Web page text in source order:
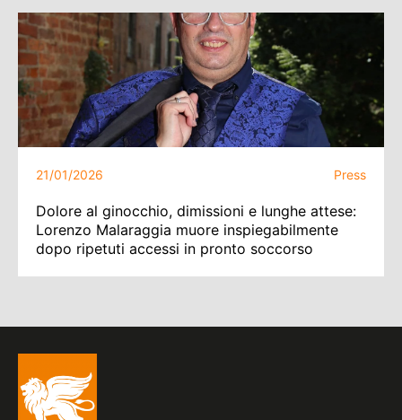
21/01/2026 Press
Dolore al ginocchio, dimissioni e lunghe attese:
Lorenzo Malaraggia muore inspiegabilmente
dopo ripetuti accessi in pronto soccorso